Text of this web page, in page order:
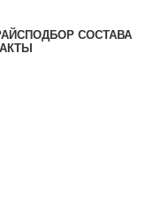
ПОДБОР СОСТАВА